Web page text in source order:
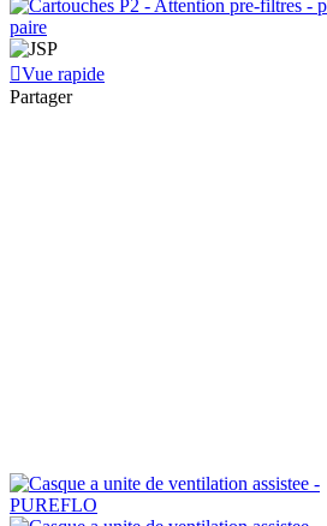
Vue rapide
Partager